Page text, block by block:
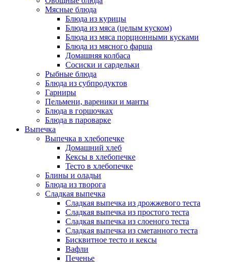
Мясные блюда
Блюда из курицы
Блюда из мяса (целым куском)
Блюда из мяса порционными кусками
Блюда из мясного фарша
Домашняя колбаса
Сосиски и сардельки
Рыбные блюда
Блюда из субпродуктов
Гарниры
Пельмени, вареники и манты
Блюда в горшочках
Блюда в пароварке
Выпечка
Выпечка в хлебопечке
Домашний хлеб
Кексы в хлебопечке
Тесто в хлебопечке
Блины и оладьи
Блюда из творога
Сладкая выпечка
Сладкая выпечка из дрожжевого теста
Сладкая выпечка из простого теста
Сладкая выпечка из слоеного теста
Сладкая выпечка из сметанного теста
Бисквитное тесто и кексы
Вафли
Печенье